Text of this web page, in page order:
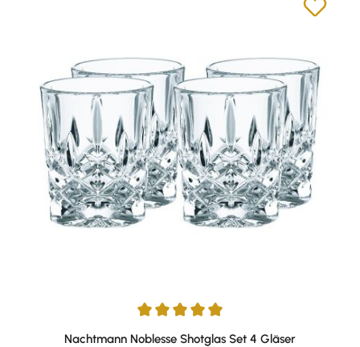
Durchschnittliche Bewertung von 5 von 5 Sternen
Nachtmann Noblesse Shotglas Set 4 Gläser